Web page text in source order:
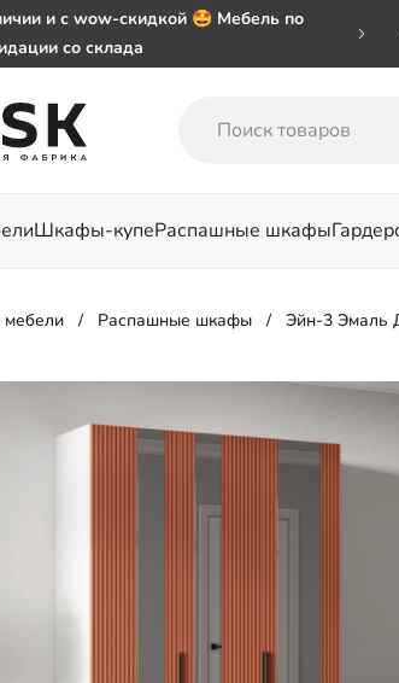
и с wow-скидкой 🤩 Мебель по
со склада
от 50 000 ₽
Наш Whatsapp переехал на номер
Шкафы-купеРаспашные шкафы
Для гостиной Для спальни
мебели Распашные шкафы Эйн-3 Эмаль